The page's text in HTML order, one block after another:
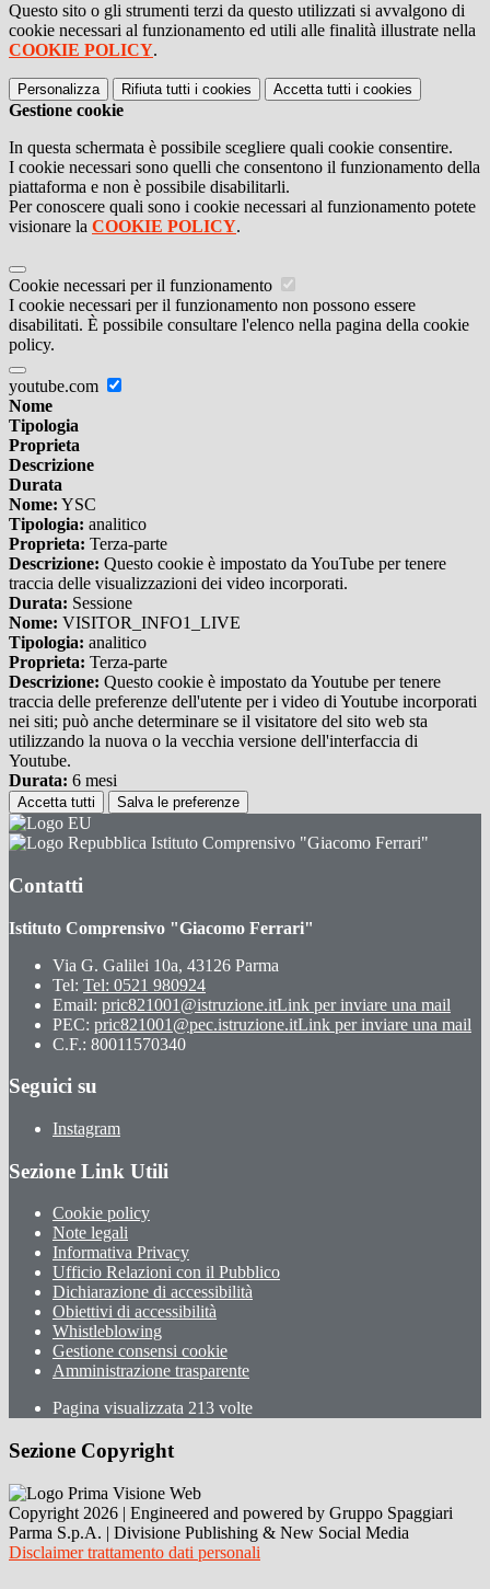
Questo sito o gli strumenti terzi da questo utilizzati si avvalgono di
cookie necessari al funzionamento ed utili alle finalità illustrate nella
COOKIE POLICY.
Personalizza Rifiuta tutti i cookies Accetta tutti i cookies
Gestione cookie
In questa schermata è possibile scegliere quali cookie consentire.
I cookie necessari sono quelli che consentono il funzionamento della
piattaforma e non è possibile disabilitarli.
Per conoscere quali sono i cookie necessari al funzionamento potete
visionare la COOKIE POLICY.
Cookie necessari per il funzionamento
I cookie necessari per il funzionamento non possono essere
disabilitati. È possibile consultare l'elenco nella pagina della cookie
policy.
youtube.com
Nome
Tipologia
Proprieta
Descrizione
Durata
Nome: YSC
Tipologia: analitico
Proprieta: Terza-parte
Descrizione: Questo cookie è impostato da YouTube per tenere
traccia delle visualizzazioni dei video incorporati.
Durata: Sessione
Nome: VISITOR_INFO1_LIVE
Tipologia: analitico
Proprieta: Terza-parte
Descrizione: Questo cookie è impostato da Youtube per tenere
traccia delle preferenze dell'utente per i video di Youtube incorporati
nei siti; può anche determinare se il visitatore del sito web sta
utilizzando la nuova o la vecchia versione dell'interfaccia di
Youtube.
Durata: 6 mesi
Accetta tutti Salva le preferenze
Istituto Comprensivo "Giacomo Ferrari"
Contatti
Istituto Comprensivo "Giacomo Ferrari"
Via G. Galilei 10a, 43126 Parma
Tel: Tel: 0521 980924
Email: pric821001@istruzione.itLink per inviare una mail
PEC: pric821001@pec.istruzione.itLink per inviare una mail
C.F.: 80011570340
Seguici su
Instagram
Sezione Link Utili
Cookie policy
Note legali
Informativa Privacy
Ufficio Relazioni con il Pubblico
Dichiarazione di accessibilità
Obiettivi di accessibilità
Whistleblowing
Gestione consensi cookie
Amministrazione trasparente
Pagina visualizzata 213 volte
Sezione Copyright
Copyright 2026 | Engineered and powered by Gruppo Spaggiari
Parma S.p.A. | Divisione Publishing & New Social Media
Disclaimer trattamento dati personali